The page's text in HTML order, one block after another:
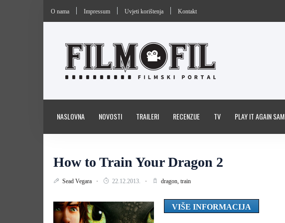
O nama Impressum Uvjeti korištenja Kontakt
NASLOVNA NOVOSTI TRAILERI RECENZIJE TV PLAY IT AGAIN SAM
How to Train Your Dragon 2
Sead Vegara 22.12.2013. dragon, train
VIŠE INFORMACIJA